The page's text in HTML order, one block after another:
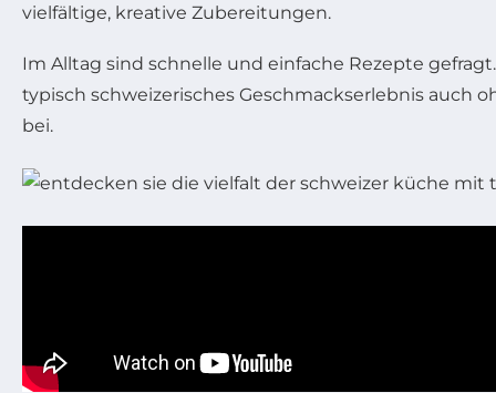
vielfältige, kreative Zubereitungen.
Im Alltag sind schnelle und einfache Rezepte
typisch schweizerisches Geschmackserlebnis auch
bei.